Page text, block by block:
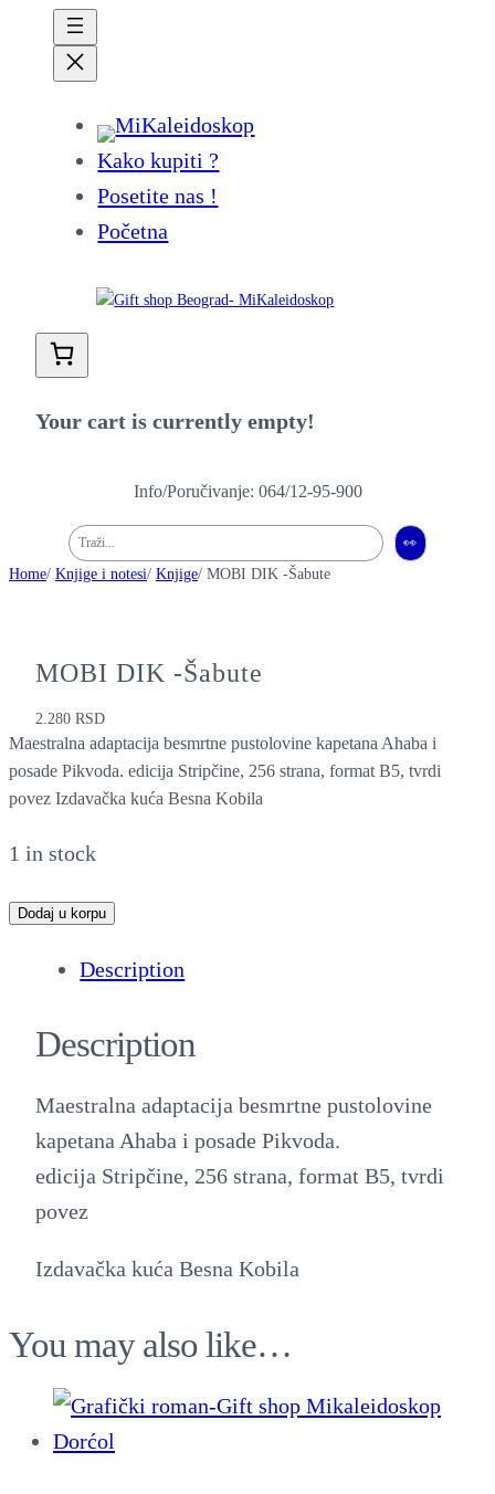
Kako kupiti ?
Posetite nas !
Početna
Your cart is currently empty!
Info/Poručivanje: 064/12-95-900
Pretraga 👀
Home/ Knjige i notesi/ Knjige/ MOBI DIK -Šabute
MOBI DIK -Šabute
2.280RSD
Maestralna adaptacija besmrtne pustolovine kapetana Ahaba i
posade Pikvoda. edicija Stripčine, 256 strana, format B5, tvrdi
povez Izdavačka kuća Besna Kobila
1 in stock
M
t
Dodaj u korpu
Description
Description
Maestralna adaptacija besmrtne pustolovine
kapetana Ahaba i posade Pikvoda.
edicija Stripčine, 256 strana, format B5, tvrdi
povez
Izdavačka kuća Besna Kobila
You may also like…